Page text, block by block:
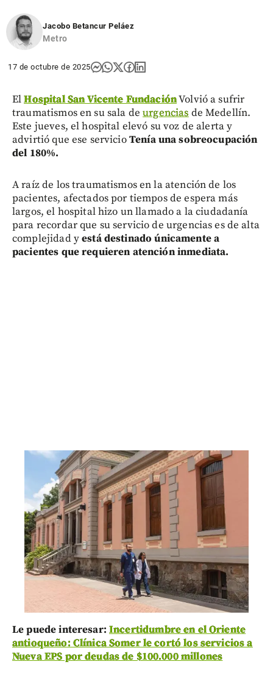
Jacobo Betancur Peláez
Metro
17 de octubre de 2025
ElHospital San Vicente FundaciónVolvió a sufrir
traumatismos en su sala deurgencias de Medellín.
Este jueves, el hospital elevó su voz de alerta y
advirtió que ese servicioTenía una sobreocupación
del 180%.
A raíz de los traumatismos en la atención de los
pacientes, afectados por tiempos de espera más
largos, el hospital hizo un llamado a la ciudadanía
para recordar que su servicio de urgencias es de alta
complejidad yestá destinado únicamente a
pacientes que requieren atención inmediata.
Le puede interesar: Incertidumbre en el Oriente
antioqueño: Clínica Somer le cortó los servicios a
Nueva EPS por deudas de $100.000 millones